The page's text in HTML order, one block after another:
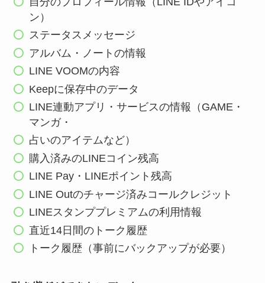
ン）
ステータスメッセージ
アルバム・ノートの情報
LINE VOOMの内容
Keepに保存中のデータ
LINE連動アプリ・サービスの情報（GAME・
マンガ・
占いのアイテムなど）
購入済みのLINEコイン残高
LINE Pay・LINEポイント残高
LINE Outのチャージ済みコールクレジット
LINEスタンププレミアムの利用情報
直近14日間のトーク履歴
トーク履歴（事前にバックアップが必要）